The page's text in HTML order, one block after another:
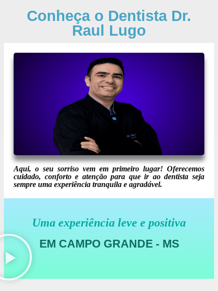
Conheça o Dentista Dr.
Raul Lugo
Aqui, o seu sorriso vem em primeiro lugar! Oferecemos
cuidado, conforto e atenção para que ir ao dentista seja
sempre uma experiência tranquila e agradável.
Uma experiência leve e positiva
EM CAMPO GRANDE - MS